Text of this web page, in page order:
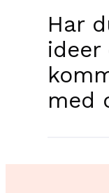
Har
ideer
med